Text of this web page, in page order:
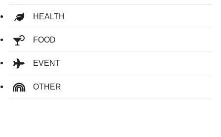
HEALTH
FOOD
EVENT
OTHER